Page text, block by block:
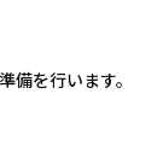
備を行います。